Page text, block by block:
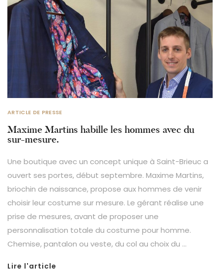
ARTICLE DE PRESSE
Maxime Martins habille les hommes avec du
sur-mesure.
Une boutique avec un concept unique à Saint-Brieuc a
ouvert ses portes, début septembre. Maxime Martins,
briochin de naissance, propose aux hommes de venir
choisir leur costume sur mesure. Le gérant réalise une
prise de mesures, avant de proposer une
personnalisation totale du costume pour homme.
Chemise, pantalon ou veste, du col au choix du …
Lire l'article